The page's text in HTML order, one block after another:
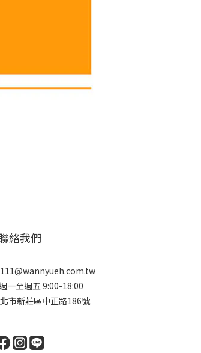
絡我們
一至週五 9:00-18:00
市新莊區中正路186號